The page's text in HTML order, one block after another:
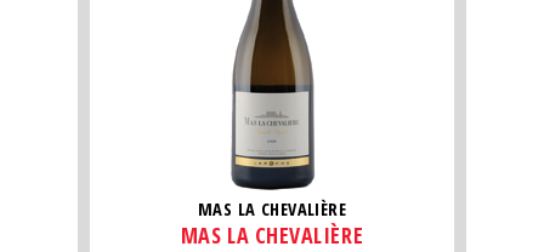
MAS LA CHEVALIÈRE
MAS LA CHEVALIÈRE